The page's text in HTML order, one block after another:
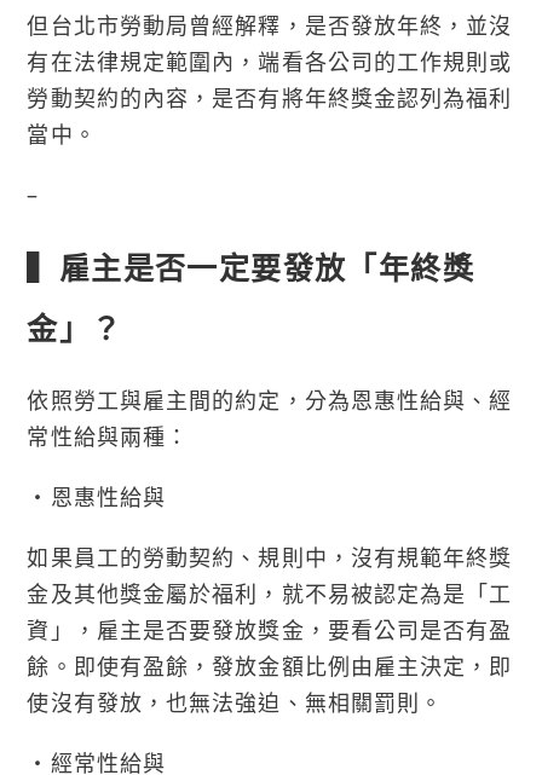
但台北市勞動局曾經解釋，是否發放年終，並沒
有在法律規定範圍內，端看各公司的工作規則或
勞動契約的內容，是否有將年終獎金認列為福利
當中。
–
▍雇主是否一定要發放「年終獎
金」？
依照勞工與雇主間的約定，分為恩惠性給與、經
常性給與兩種：
・恩惠性給與
如果員工的勞動契約、規則中，沒有規範年終獎
金及其他獎金屬於福利，就不易被認定為是「工
資」，雇主是否要發放獎金，要看公司是否有盈
餘。即使有盈餘，發放金額比例由雇主決定，即
使沒有發放，也無法強迫、無相關罰則。
・經常性給與